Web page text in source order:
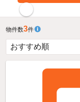
物件数3件